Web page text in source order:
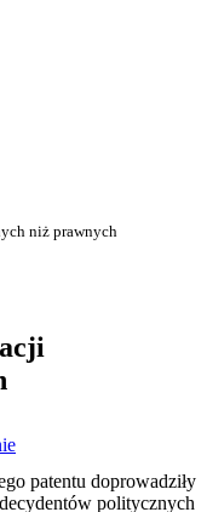
niż prawnych
patentu doprowadziły
politycznych